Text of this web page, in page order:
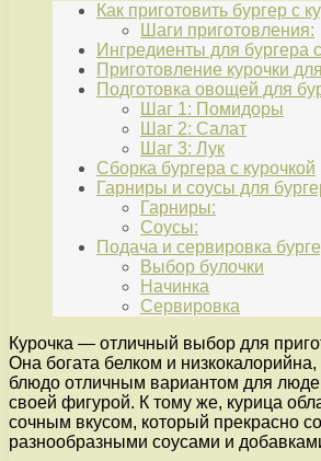
Как приготовить бургер с
Шаги приготовления:
Ингредиенты для бургера
Приготовление курочки
Подготовка овощей для
Шаг 1: Помидоры
Шаг 2: Салат
Шаг 3: Лук
Сборка бургера с курочкой
Гарниры и соусы для
Гарниры:
Соусы:
Подача и сервировка
Выбор булочки
Начинка
Сервировка
Курочка — отличный выбор для
Она богата белком и низкокалорийна,
блюдо отличным вариантом для
своей фигурой. К тому же, курица
сочным вкусом, который прекрасно
разнообразными соусами и